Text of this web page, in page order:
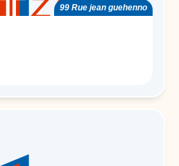
99 Rue jean guehenno